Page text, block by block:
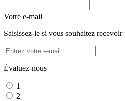
Votre e-mail
Saisissez-le si vous souhaitez recevoir
Évaluez-nous
1
2